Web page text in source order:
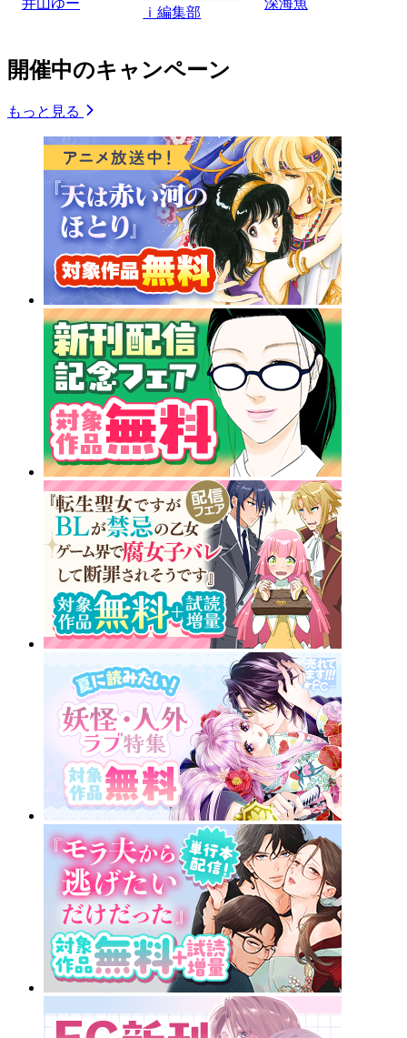
井山ゆー
ｉ編集部
深海魚
開催中のキャンペーン
もっと見る